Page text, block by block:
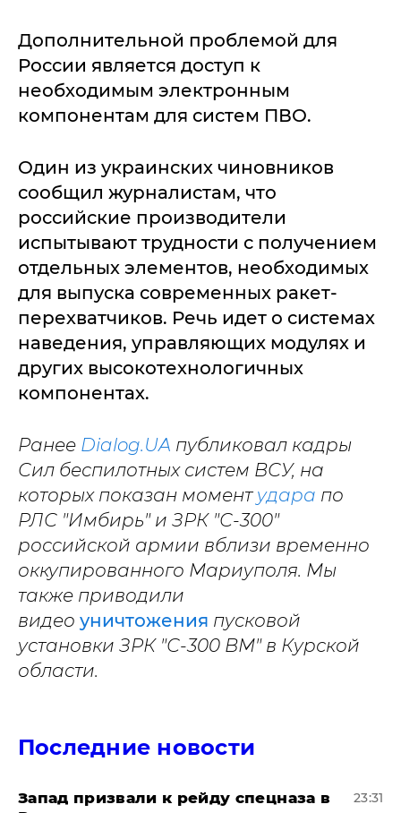
Дополнительной проблемой для
России является доступ к
необходимым электронным
компонентам для систем ПВО.
Один из украинских чиновников
сообщил журналистам, что
российские производители
испытывают трудности с получением
отдельных элементов, необходимых
для выпуска современных ракет-
перехватчиков. Речь идет о системах
наведения, управляющих модулях и
других высокотехнологичных
компонентах.
Ранее Dialog.UA публиковал кадры
Сил беспилотных систем ВСУ, на
которых показан момент удара по
РЛС "Имбирь" и ЗРК "С-300"
российской армии вблизи временно
оккупированного Мариуполя. Мы
также приводили
видео уничтожения пусковой
установки ЗРК "С-300 ВМ" в Курской
области.
Последние новости
Запад призвали к рейду спецназа в
23:31